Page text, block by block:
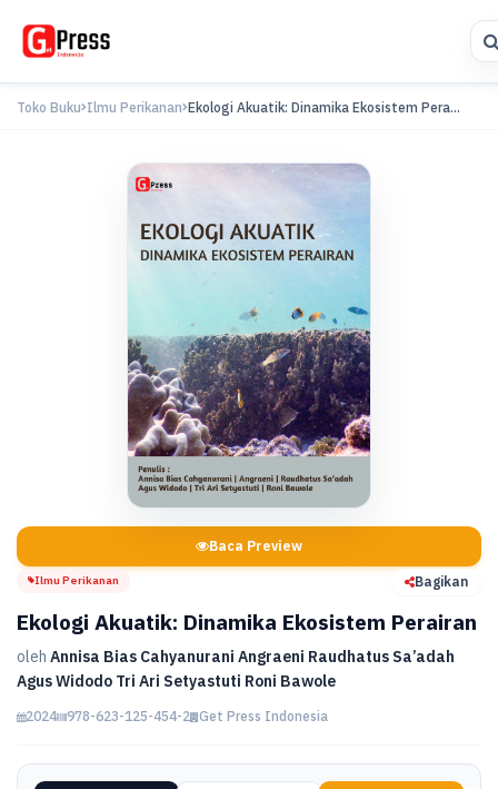
Toko Buku Ilmu Perikanan Ekologi Akuatik: Dinamika Ekosistem Pera...
Baca Preview
Ilmu Perikanan Bagikan
Ekologi Akuatik: Dinamika Ekosistem Perairan
olehAnnisa Bias Cahyanurani Angraeni Raudhatus Sa’adah
Agus Widodo Tri Ari Setyastuti Roni Bawole
2024 978-623-125-454-2 Get Press Indonesia